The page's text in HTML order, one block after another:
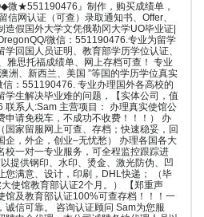
微★551190476』制作，购买成绩单，
信网认证（可查）录取通知书、Offer、
假国外大学文凭俄勒冈大学UO毕业证|
微信：551190476.专业为留学
回国人员证明、教育部学历学位认证、
雅思托福成绩单、网上存档可查！ 专业
洲、新西兰、美国 ”等国的学历学位真实
：551190476. 专业办理国外各高校的
学生解决毕业难的问题，【实体公司，值
联系人:Sam 主营项目： 办理真实使馆公
申请免税车，不成功不收费！！！） 办
国家留服网上可查、存档；快速稳妥，回
企，外企，创业–无忧愁） 办理各国各大
校一对一专业服务，可全程监控跟踪进
提供钢印、水印、烫金、激光防伪、凹
您满意、设计，印刷，DHL快递； （毕
使馆教育部认证2个月。） 【郑重声
馆及教育部认证100%可查存档！！！一
诚信可靠。 咨询认证顾问 Sam为您服